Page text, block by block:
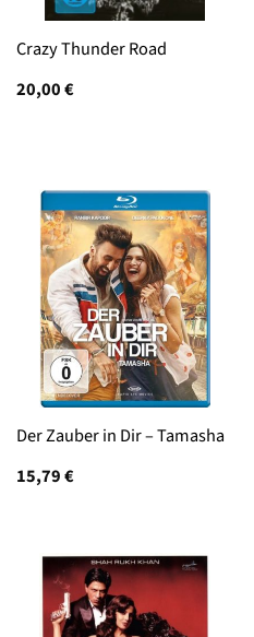
Crazy Thunder Road
20,00€
Der Zauber in Dir – Tamasha
15,79€